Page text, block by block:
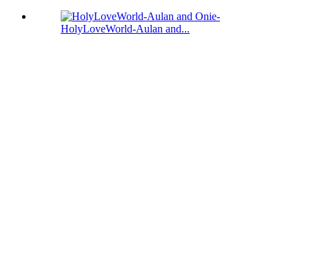
HolyLoveWorld-Aulan and...